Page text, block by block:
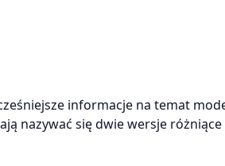
informacje na temat
nazywać się dwie wersje